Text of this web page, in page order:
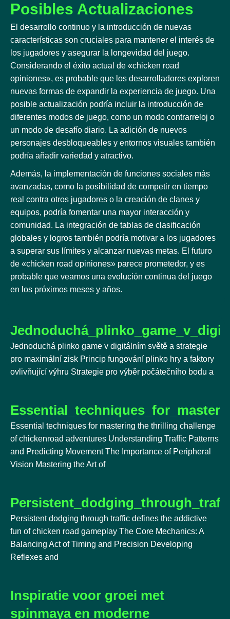
Posibles Actualizaciones
El desarrollo continuo y la introducción de nuevas
características son cruciales para mantener el interés de
los jugadores y asegurar la longevidad del juego.
Considerando el éxito actual de «chicken road
opiniones», es probable que los desarrolladores exploren
nuevas formas de expandir la experiencia de juego. Una
posible actualización podría incluir la introducción de
diferentes modos de juego, como un modo contrarreloj o
un modo de desafío diario. La adición de nuevos
personajes desbloqueables y entornos visuales también
podría añadir variedad y atractivo.
Además, la implementación de funciones sociales más
avanzadas, como la posibilidad de competir en tiempo
real contra otros jugadores o la creación de clanes y
equipos, podría fomentar una mayor interacción y
comunidad. La integración de tablas de clasificación
globales y logros también podría motivar a los jugadores
a superar sus límites y alcanzar nuevas metas. El futuro
de «chicken road opiniones» parece prometedor, y es
probable que veamos una evolución continua del juego
en los próximos meses y años.
Jednoduchá plinko game v digitálním světě a strategie
pro maximální zisk Princip fungování plinko hry a faktory
ovlivňující výhru Strategie pro výběr počátečního bodu a
Essential techniques for mastering the thrilling challenge
of chickenroad adventures Understanding Traffic Patterns
and Predicting Movement The Importance of Peripheral
Vision Mastering the Art of
Persistent dodging through traffic defines the addictive
fun of chicken road gameplay The Core Mechanics: A
Balancing Act of Timing and Precision Developing
Reflexes and
Inspiratie voor groei met
spinmaya en moderne